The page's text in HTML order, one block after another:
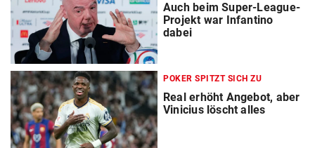
Auch beim Super-League-
Projekt war Infantino
dabei
POKER SPITZT SICH ZU
Real erhöht Angebot, aber
Vinicius löscht alles